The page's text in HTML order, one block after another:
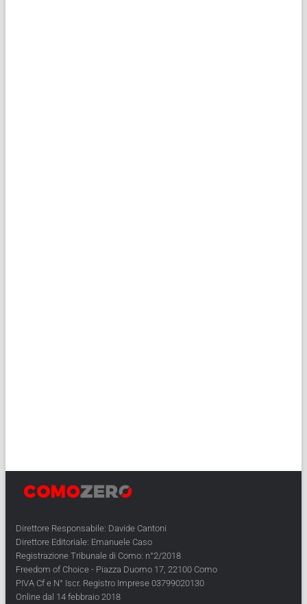
Direttore Responsabile: Davide Cantoni
Direttore Editoriale: Emanuele Caso
Registrazione Tribunale di Como: n°2/2018
Freedom of Choice - Piazza Duomo 17, 22100 Como
PIVA Cf e N° Iscr. Registro Imprese 03799020130
Online dal 14 febbraio 2018